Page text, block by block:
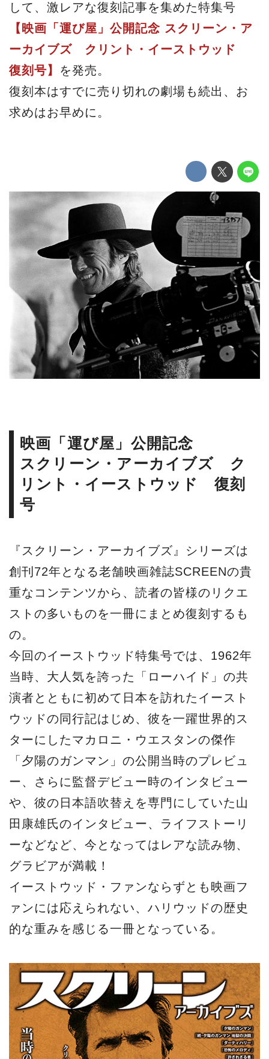
して、激レアな復刻記事を集めた特集号
【映画「運び屋」公開記念 スクリーン・ア
ーカイブズ クリント・イーストウッド
復刻号】 を発売。
復刻本はすでに売り切れの劇場も続出、お
求めはお早めに。
映画「運び屋」公開記念
スクリーン・アーカイブズ ク
リント・イーストウッド 復刻
号
『スクリーン・アーカイブズ』シリーズは
創刊72年となる老舗映画雑誌SCREENの貴
重なコンテンツから、読者の皆様のリクエ
ストの多いものを一冊にまとめ復刻するも
の。
今回のイーストウッド特集号では、1962年
当時、大人気を誇った「ローハイド」の共
演者とともに初めて日本を訪れたイースト
ウッドの同行記はじめ、彼を一躍世界的ス
ターにしたマカロニ・ウエスタンの傑作
「夕陽のガンマン」の公開当時のプレビュ
ー、さらに監督デビュー時のインタビュー
や、彼の日本語吹替えを専門にしていた山
田康雄氏のインタビュー、ライフストーリ
ーなどなど、今となってはレアな読み物、
グラビアが満載！
イーストウッド・ファンならずとも映画フ
ァンには応えられない、ハリウッドの歴史
的な重みを感じる一冊となっている。